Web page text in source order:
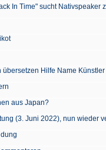
In Time" sucht Nativspeaker
Hilfe Name
aus Japan?
(3. Juni 2022), nun wieder